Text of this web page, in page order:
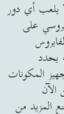
يلعب أي دور
على
يحدد
المكونات
المزيد من